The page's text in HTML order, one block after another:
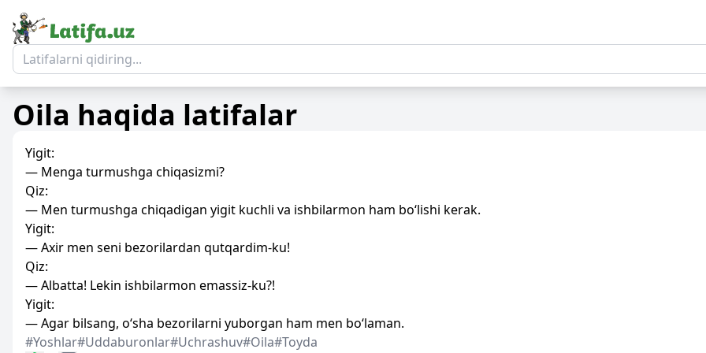
Oila haqida latifalar
Yigit:
— Menga turmushga chiqasizmi?
Qiz:
— Men turmushga chiqadigan yigit kuchli va ishbilarmon ham bo‘lishi kerak.
Yigit:
— Axir men seni bezorilardan qutqardim-ku!
Qiz:
— Albatta! Lekin ishbilarmon emassiz-ku?!
Yigit:
— Agar bilsang, o‘sha bezorilarni yuborgan ham men bo‘laman.
#Yoshlar#Uddaburonlar#Uchrashuv#Oila#Toyda